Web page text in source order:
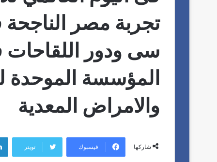
تجربة مصر
سى ودور اللقاحات
المؤسسة الموحدة
والامراض المعدية
شاركها فيسبوك تويتر